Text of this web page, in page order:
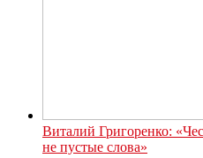
Виталий Григоренко:
не пустые слова»